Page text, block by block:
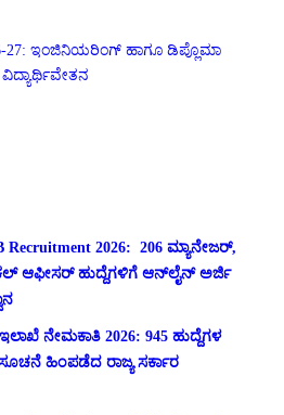
27: ಇಂಜಿನಿಯರಿಂಗ್ ಹಾಗೂ ಡಿಪ್ಲೊಮಾ
Recruitment 2026: 206 ಮ್ಯಾನೇಜರ್,
ಆಫೀಸರ್ ಹುದ್ದೆಗಳಿಗೆ ಆನ್‌ಲೈನ್ ಅರ್ಜಿ
ನೇಮಕಾತಿ 2026: 945 ಹುದ್ದೆಗಳ
ಹಿಂಪಡೆದ ರಾಜ್ಯ ಸರ್ಕಾರ